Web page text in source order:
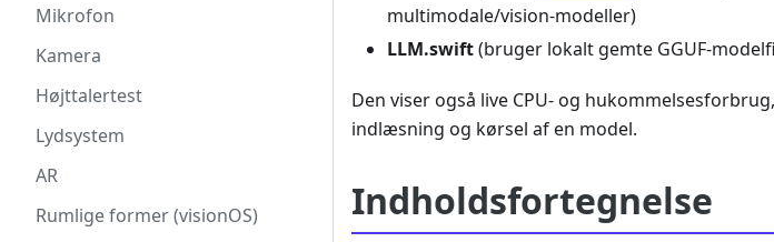
Mikrofon
Kamera
Højttalertest
Lydsystem
AR
Rumlige former (visionOS)
multimodale/vision-modeller)
LLM.swift(bruger lokalt gemte GGUF-
Den viser også live CPU- og
indlæsning og kørsel af en model.
Indholdsfortegnelse